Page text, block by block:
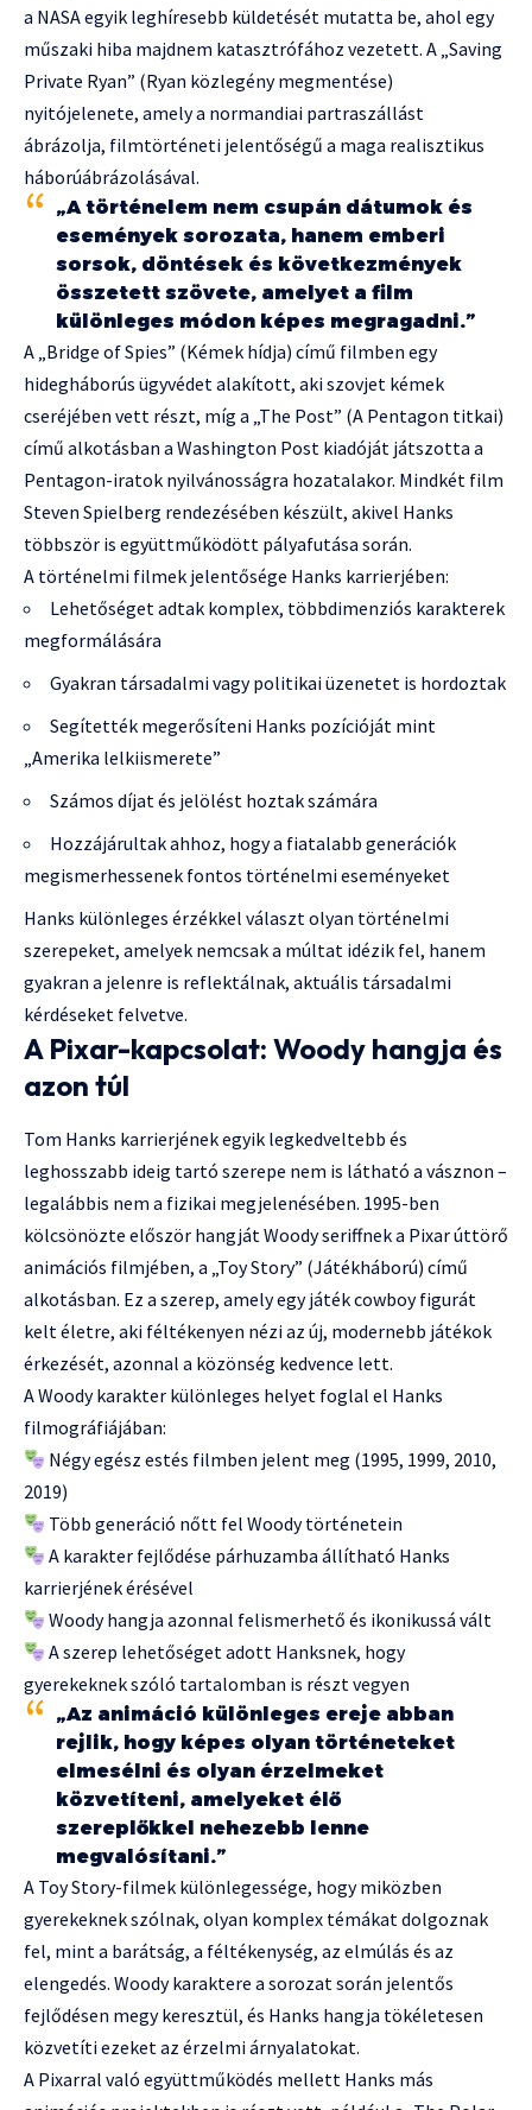
a NASA egyik leghíresebb küldetését mutatta be, ahol egy
műszaki hiba majdnem katasztrófához vezetett. A „Saving
Private Ryan” (Ryan közlegény megmentése)
nyitójelenete, amely a normandiai partraszállást
ábrázolja, filmtörténeti jelentőségű a maga realisztikus
háborúábrázolásával.
„A történelem nem csupán dátumok és
események sorozata, hanem emberi
sorsok, döntések és következmények
összetett szövete, amelyet a film
különleges módon képes megragadni.”
A „Bridge of Spies” (Kémek hídja) című filmben egy
hidegháborús ügyvédet alakított, aki szovjet kémek
cseréjében vett részt, míg a „The Post” (A Pentagon titkai)
című alkotásban a Washington Post kiadóját játszotta a
Pentagon-iratok nyilvánosságra hozatalakor. Mindkét film
Steven Spielberg rendezésében készült, akivel Hanks
többször is együttműködött pályafutása során.
A történelmi filmek jelentősége Hanks karrierjében:
Lehetőséget adtak komplex, többdimenziós karakterek
megformálására
Gyakran társadalmi vagy politikai üzenetet is hordoztak
Segítették megerősíteni Hanks pozícióját mint
„Amerika lelkiismerete”
Számos díjat és jelölést hoztak számára
Hozzájárultak ahhoz, hogy a fiatalabb generációk
megismerhessenek fontos történelmi eseményeket
Hanks különleges érzékkel választ olyan történelmi
szerepeket, amelyek nemcsak a múltat idézik fel, hanem
gyakran a jelenre is reflektálnak, aktuális társadalmi
kérdéseket felvetve.
A Pixar-kapcsolat: Woody hangja és
azon túl
Tom Hanks karrierjének egyik legkedveltebb és
leghosszabb ideig tartó szerepe nem is látható a vásznon –
legalábbis nem a fizikai megjelenésében. 1995-ben
kölcsönözte először hangját Woody seriffnek a Pixar úttörő
animációs filmjében, a „Toy Story” (Játékháború) című
alkotásban. Ez a szerep, amely egy játék cowboy figurát
kelt életre, aki féltékenyen nézi az új, modernebb játékok
érkezését, azonnal a közönség kedvence lett.
A Woody karakter különleges helyet foglal el Hanks
filmográfiájában:
Négy egész estés filmben jelent meg (1995, 1999, 2010,
2019)
Több generáció nőtt fel Woody történetein
A karakter fejlődése párhuzamba állítható Hanks
karrierjének érésével
Woody hangja azonnal felismerhető és ikonikussá vált
A szerep lehetőséget adott Hanksnek, hogy
gyerekeknek szóló tartalomban is részt vegyen
„Az animáció különleges ereje abban
rejlik, hogy képes olyan történeteket
elmesélni és olyan érzelmeket
közvetíteni, amelyeket élő
szereplőkkel nehezebb lenne
megvalósítani.”
A Toy Story-filmek különlegessége, hogy miközben
gyerekeknek szólnak, olyan komplex témákat dolgoznak
fel, mint a barátság, a féltékenység, az elmúlás és az
elengedés. Woody karaktere a sorozat során jelentős
fejlődésen megy keresztül, és Hanks hangja tökéletesen
közvetíti ezeket az érzelmi árnyalatokat.
A Pixarral való együttműködés mellett Hanks más